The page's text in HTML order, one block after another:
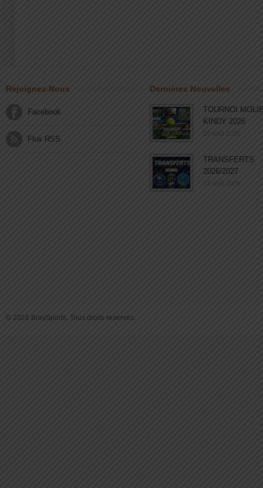
Rejoignez-Nous
Facebook
Flux RSS
Dernières Nouvelles
TOURNOI
KINDY 2026
03 août 2026
TRANSFERTS
2026/2027
03 août 2026
© 2026 BraySports. Tous droits reservés.